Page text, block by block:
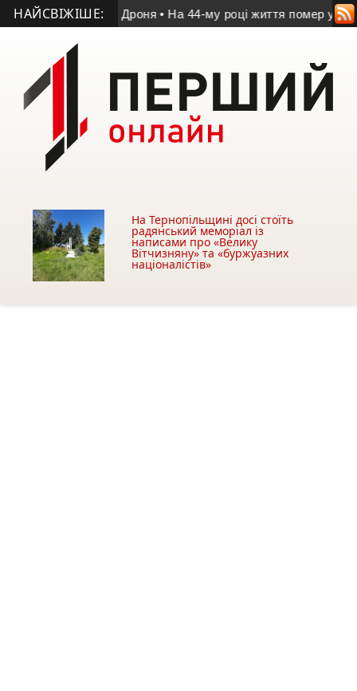
НАЙСВІЖІШЕ:
Володимира Дроня • На 44-му році життя помер учасник
На Тернопільщині досі стоїть
радянський меморіал із
написами про «Велику
Вітчизняну» та «буржуазних
націоналістів»